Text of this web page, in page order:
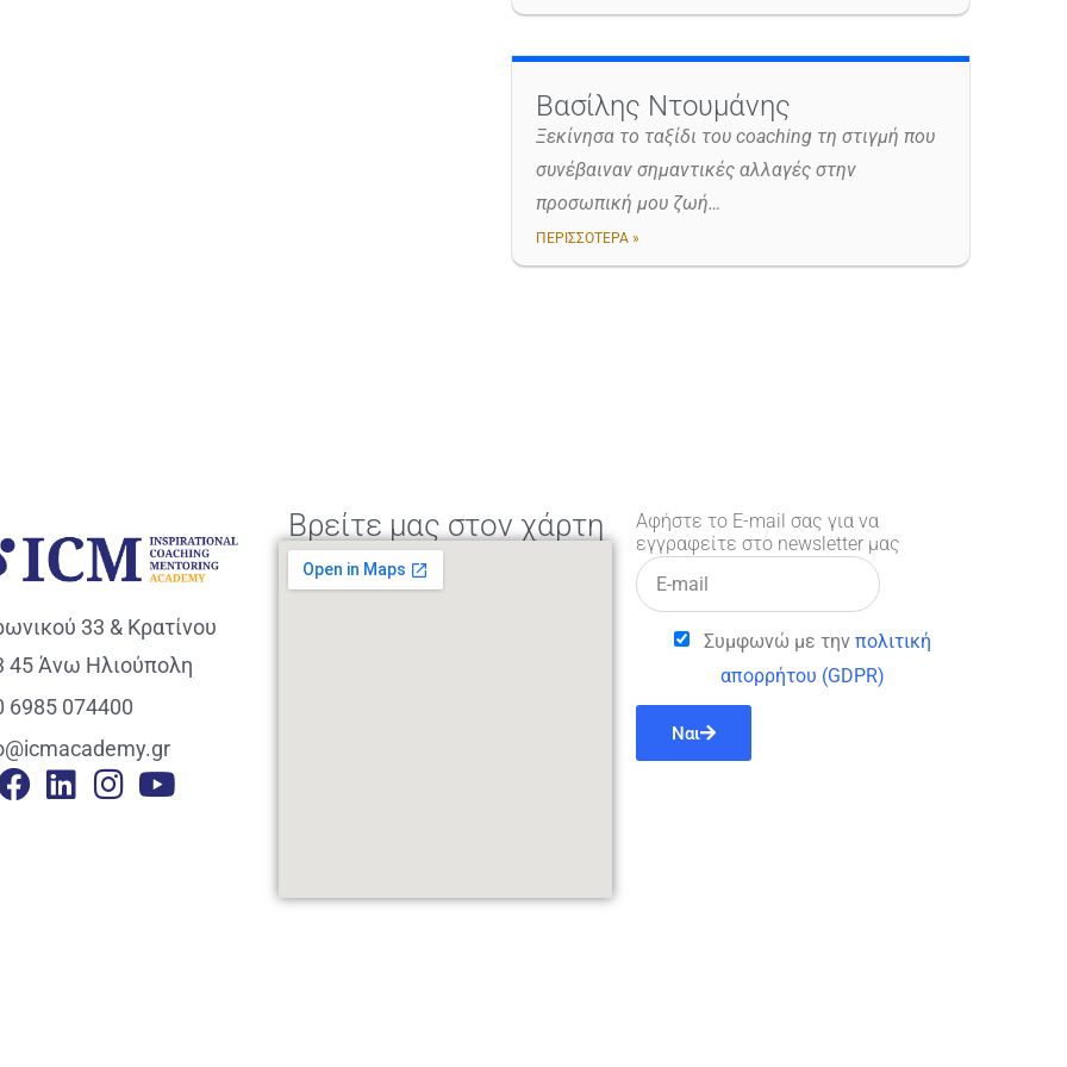
Βασίλης Ντουμάνης
Ξεκίνησα το ταξίδι του coaching τη στιγμή που
συνέβαιναν σημαντικές αλλαγές στην
προσωπική μου ζωή…
ΠΕΡΙΣΣΟΤΕΡΑ »
33 & Κρατίνου
45 Άνω Ηλιούπολη
6985 074400
Βρείτε μας στον χάρτη
Αφήστε το E-mail σας για να
εγγραφείτε στο newsletter μας
Συμφωνώ με την πολιτική
απορρήτου (GDPR)
Ναι